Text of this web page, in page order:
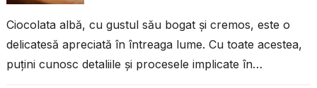
Ciocolata albă, cu gustul său bogat și cremos, este o
delicatesă apreciată în întreaga lume. Cu toate acestea,
puțini cunosc detaliile și procesele implicate în